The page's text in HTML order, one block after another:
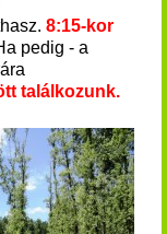
8:15-kor
pedig - a
találkozunk.